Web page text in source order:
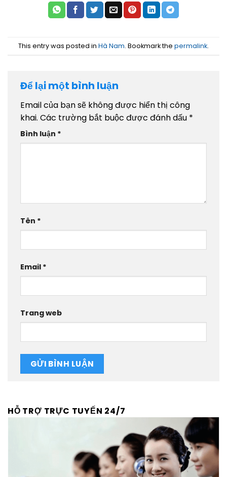
This entry was posted in Hà Nam. Bookmark the permalink.
Để lại một bình luận
Email của bạn sẽ không được hiển thị công
khai. Các trường bắt buộc được đánh dấu *
Bình luận *
Tên *
Email *
Trang web
HỖ TRỢ TRỰC TUYẾN 24/7